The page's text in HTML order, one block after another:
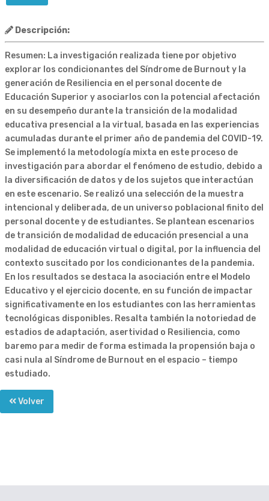
Descripción:
Resumen: La investigación realizada tiene por objetivo
explorar los condicionantes del Síndrome de Burnout y la
generación de Resiliencia en el personal docente de
Educación Superior y asociarlos con la potencial afectación
en su desempeño durante la transición de la modalidad
educativa presencial a la virtual, basada en las experiencias
acumuladas durante el primer año de pandemia del COVID-19.
Se implementó la metodología mixta en este proceso de
investigación para abordar el fenómeno de estudio, debido a
la diversificación de datos y de los sujetos que interactúan
en este escenario. Se realizó una selección de la muestra
intencional y deliberada, de un universo poblacional finito del
personal docente y de estudiantes. Se plantean escenarios
de transición de modalidad de educación presencial a una
modalidad de educación virtual o digital, por la influencia del
contexto suscitado por los condicionantes de la pandemia.
En los resultados se destaca la asociación entre el Modelo
Educativo y el ejercicio docente, en su función de impactar
significativamente en los estudiantes con las herramientas
tecnológicas disponibles. Resalta también la notoriedad de
estadios de adaptación, asertividad o Resiliencia, como
baremo para medir de forma estimada la propensión baja o
casi nula al Síndrome de Burnout en el espacio – tiempo
estudiado.
Volver